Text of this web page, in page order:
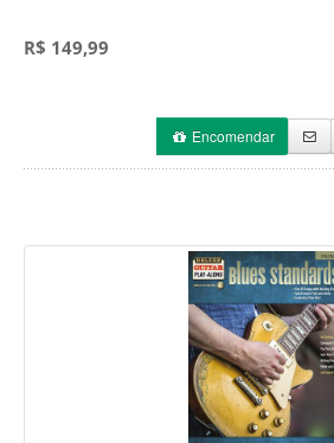
R$ 149,99
Encomendar